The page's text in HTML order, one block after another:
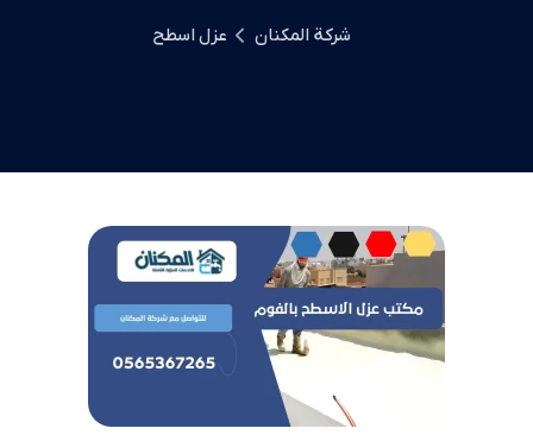
شركة المكنان عزل اسطح